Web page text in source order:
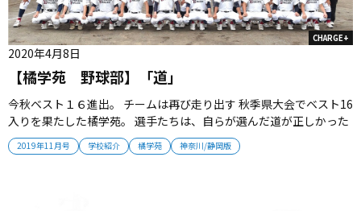
CHARGE+
2019年11月号 学校紹介 橘学苑 神奈川/静岡版
【橘学苑 野球部】「道」
2020年4月8日
今秋ベスト１６進出。 チームは再び走り出す 秋季県大会でベスト16
入りを果たした橘学苑。 選手たちは、自らが選んだ道が正しかった
ことを証明するため戦い続ける。 （取材・伊藤寿学） ■ 戦国神奈
川で確かな実績 橘学苑は2019年4月から前任監督が指揮を執ってい